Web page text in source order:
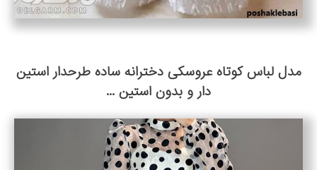
مدل لباس کوتاه عروسکی دخترانه ساده طرحدار استین
دار و بدون استین ...